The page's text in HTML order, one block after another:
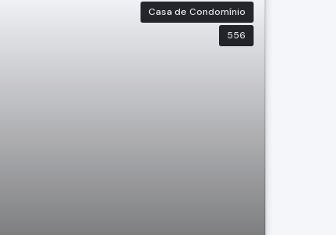
Casa de Condomínio
556